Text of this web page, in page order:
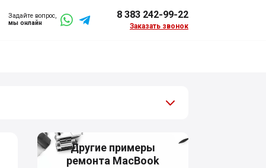
Задайте вопрос,
мы онлайн
8 383 242-99-22
Заказать звонок
Другие примеры
ремонта MacBook